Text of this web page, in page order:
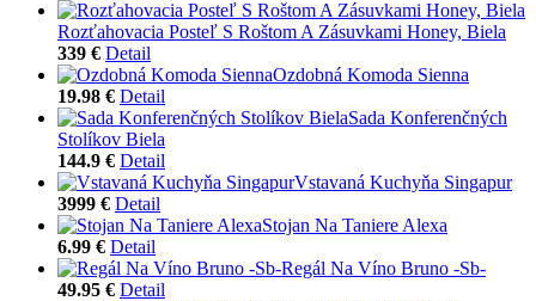
Rozťahovacia Posteľ S Roštom A Zásuvkami Honey, Biela
339 € Detail
Ozdobná Komoda Sienna
19.98 € Detail
Sada Konferenčných
Stolíkov Biela
144.9 € Detail
Vstavaná Kuchyňa Singapur
3999 € Detail
Stojan Na Taniere Alexa
6.99 € Detail
Regál Na Víno Bruno -Sb-
49.95 € Detail